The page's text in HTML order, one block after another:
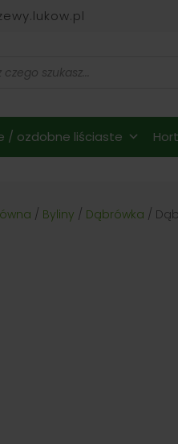
/ ozdobne liściaste
/ Byliny / Dąbrówka /